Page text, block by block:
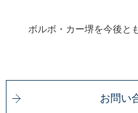
ボルボ・カー堺を今後と
お問い